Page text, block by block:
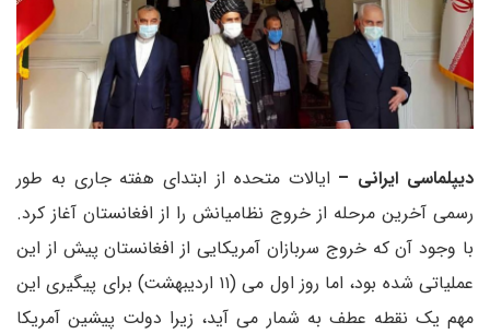
دیپلماسی ایرانی – ایالات متحده از ابتدای هفته جاری به طور
رسمی آخرین مرحله از خروج نظامیانش را از افغانستان آغاز کرد.
با وجود آن که خروج سربازان آمریکایی از افغانستان پیش از این
عملیاتی شده بود، اما روز اول می (۱۱ اردیبهشت) برای پیگیری این
مهم یک نقطه عطف به شمار می آید، زیرا دولت پیشین آمریکا